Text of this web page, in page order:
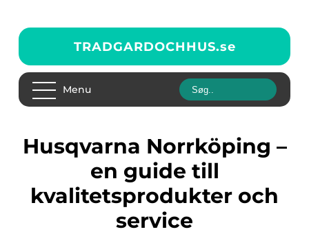
TRADGARDOCHHUS.se
Menu
Husqvarna Norrköping –
en guide till
kvalitetsprodukter och
service